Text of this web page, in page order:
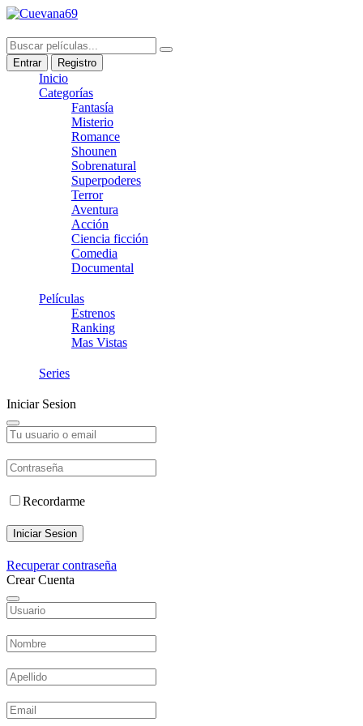
Entrar Registro
Inicio
Categorías
Fantasía
Misterio
Romance
Shounen
Sobrenatural
Superpoderes
Terror
Aventura
Acción
Ciencia ficción
Comedia
Documental
Películas
Estrenos
Ranking
Mas Vistas
Series
Iniciar Sesion
Recordarme
Iniciar Sesion
Recuperar contraseña
Crear Cuenta